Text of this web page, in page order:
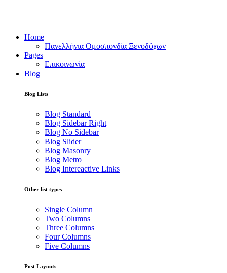
Home
Πανελλήνια Ομοσπονδία Ξενοδόχων
Pages
Επικοινωνία
Blog
Blog Lists
Blog Standard
Blog Sidebar Right
Blog No Sidebar
Blog Slider
Blog Masonry
Blog Metro
Blog Intereactive Links
Other list types
Single Column
Two Columns
Three Columns
Four Columns
Five Columns
Post Layouts